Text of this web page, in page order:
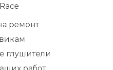
ремонт
глушители